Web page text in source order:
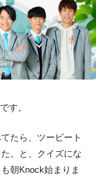
す。
たら、ツービート
。と、クイズにな
朝Knock始まりま